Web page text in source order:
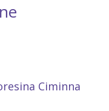
Ciminna